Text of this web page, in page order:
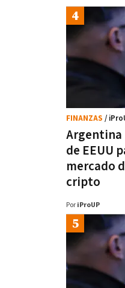
Argentina
de EEUU
mercado
cripto
FINANZAS /
Por iProUP